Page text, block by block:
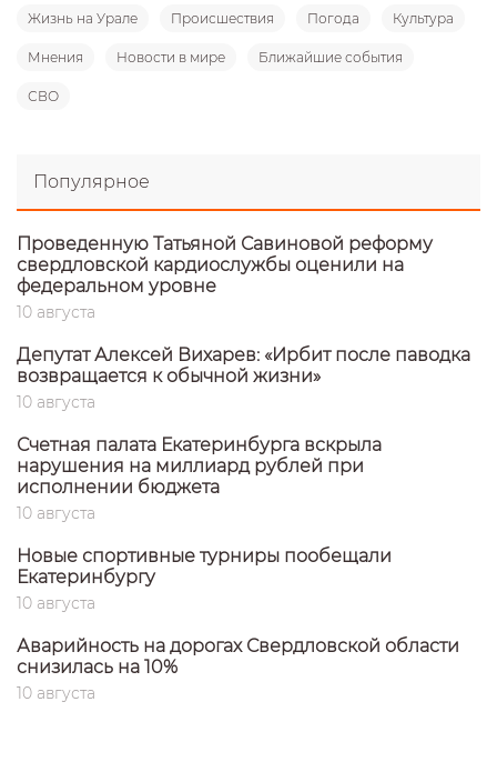
Жизнь на Урале Происшествия Погода Культура
Мнения Новости в мире Ближайшие события
СВО
Популярное
Проведенную Татьяной Савиновой реформу
свердловской кардиослужбы оценили на
федеральном уровне
10 августа
Депутат Алексей Вихарев: «Ирбит после паводка
возвращается к обычной жизни»
10 августа
Счетная палата Екатеринбурга вскрыла
нарушения на миллиард рублей при
исполнении бюджета
10 августа
Новые спортивные турниры пообещали
Екатеринбургу
10 августа
Аварийность на дорогах Свердловской области
снизилась на 10%
10 августа